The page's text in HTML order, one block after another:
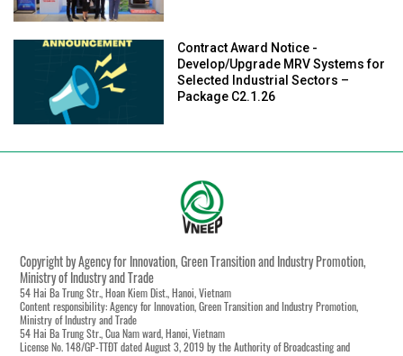
Contract Award Notice -
Develop/Upgrade MRV Systems for
Selected Industrial Sectors –
Package C2.1.26
Copyright by Agency for Innovation, Green Transition and Industry Promotion,
Ministry of Industry and Trade
54 Hai Ba Trung Str., Hoan Kiem Dist., Hanoi, Vietnam
Content responsibility: Agency for Innovation, Green Transition and Industry Promotion,
Ministry of Industry and Trade
54 Hai Ba Trung Str., Cua Nam ward, Hanoi, Vietnam
License No. 148/GP-TTĐT dated August 3, 2019 by the Authority of Broadcasting and